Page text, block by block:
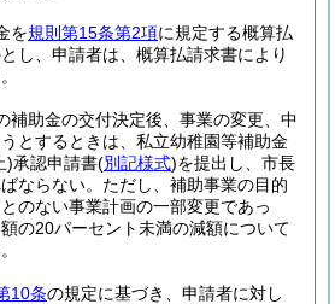
を規則第15条第2項に規定する概算払
し、申請者は、概算払請求書により
補助金の交付決定後、事業の変更、中
とするときは、私立幼稚園等補助金
)承認申請書(別記様式)を提出し、市長
ならない。 ただし、補助事業の目的
のない事業計画の一部変更であっ
の20パーセント未満の減額について
10条の規定に基づき、申請者に対し